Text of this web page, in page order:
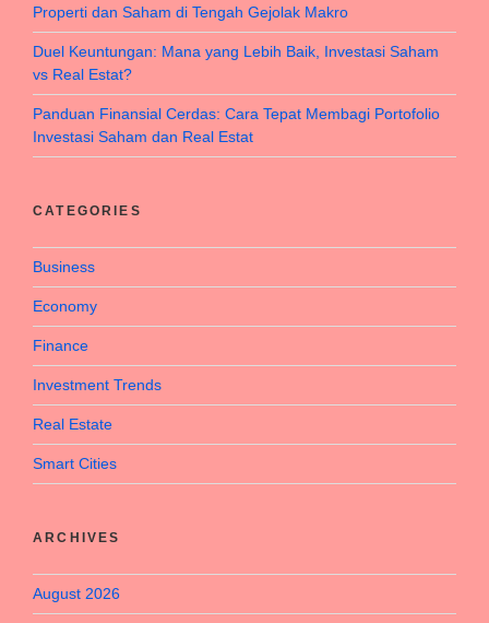
Properti dan Saham di Tengah Gejolak Makro
Duel Keuntungan: Mana yang Lebih Baik, Investasi Saham
vs Real Estat?
Panduan Finansial Cerdas: Cara Tepat Membagi Portofolio
Investasi Saham dan Real Estat
CATEGORIES
Business
Economy
Finance
Investment Trends
Real Estate
Smart Cities
ARCHIVES
August 2026